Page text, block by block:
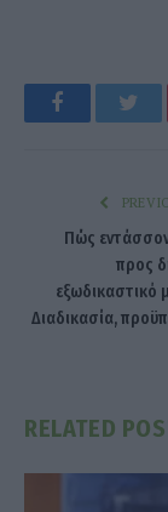
Facebook
Πώς
προς
εξωδικαστικό
Διαδικασία,
RELATED